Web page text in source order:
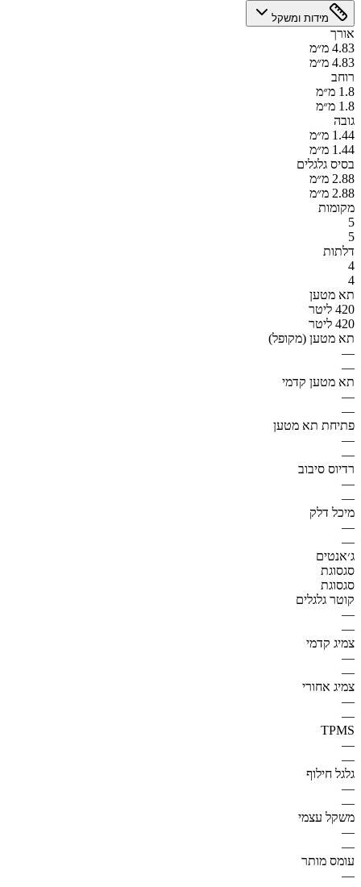
מידות ומשקל
אורך
4.83 מ״מ
4.83 מ״מ
רוחב
1.8 מ״מ
1.8 מ״מ
גובה
1.44 מ״מ
1.44 מ״מ
בסיס גלגלים
2.88 מ״מ
2.88 מ״מ
מקומות
5
5
דלתות
4
4
תא מטען
420 ליטר
420 ליטר
תא מטען (מקופל)
—
—
תא מטען קדמי
—
—
פתיחת תא מטען
—
—
רדיוס סיבוב
—
—
מיכל דלק
—
—
ג׳אנטים
סגסוגת
סגסוגת
קוטר גלגלים
—
—
צמיג קדמי
—
—
צמיג אחורי
—
—
TPMS
—
—
גלגל חילוף
—
—
משקל עצמי
—
—
עומס מותר
—